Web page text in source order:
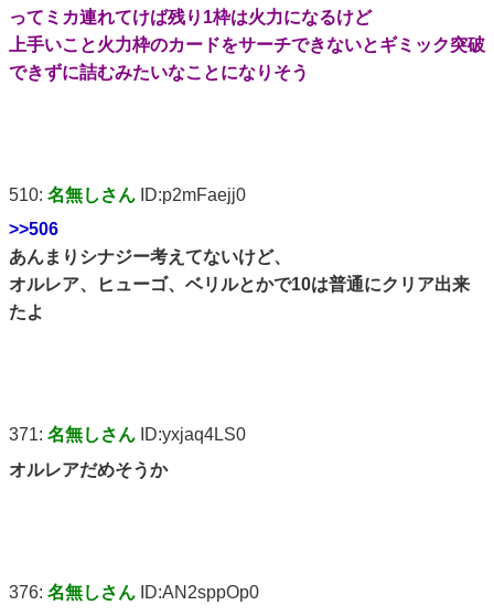
ってミカ連れてけば残り1枠は火力になるけど
上手いこと火力枠のカードをサーチできないとギミック突破
できずに詰むみたいなことになりそう
510: 名無しさん ID:p2mFaejj0
>>506
あんまりシナジー考えてないけど、
オルレア、ヒューゴ、ベリルとかで10は普通にクリア出来
たよ
371: 名無しさん ID:yxjaq4LS0
オルレアだめそうか
376: 名無しさん ID:AN2sppOp0